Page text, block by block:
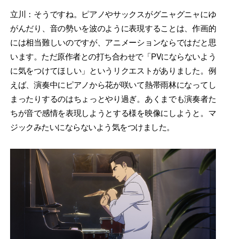
立川：そうですね。ピアノやサックスがグニャグニャにゆ
がんだり、音の勢いを波のように表現することは、作画的
には相当難しいのですが、アニメーションならではだと思
います。ただ原作者との打ち合わせで「PVにならないよう
に気をつけてほしい」というリクエストがありました。例
えば、演奏中にピアノから花が咲いて熱帯雨林になってし
まったりするのはちょっとやり過ぎ。あくまでも演奏者た
ちが音で感情を表現しようとする様を映像にしようと。マ
ジックみたいにならないよう気をつけました。